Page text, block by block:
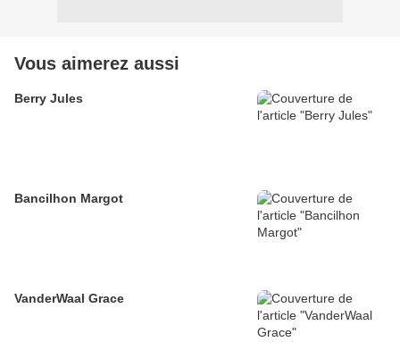
Vous aimerez aussi
Berry Jules
Bancilhon Margot
VanderWaal Grace